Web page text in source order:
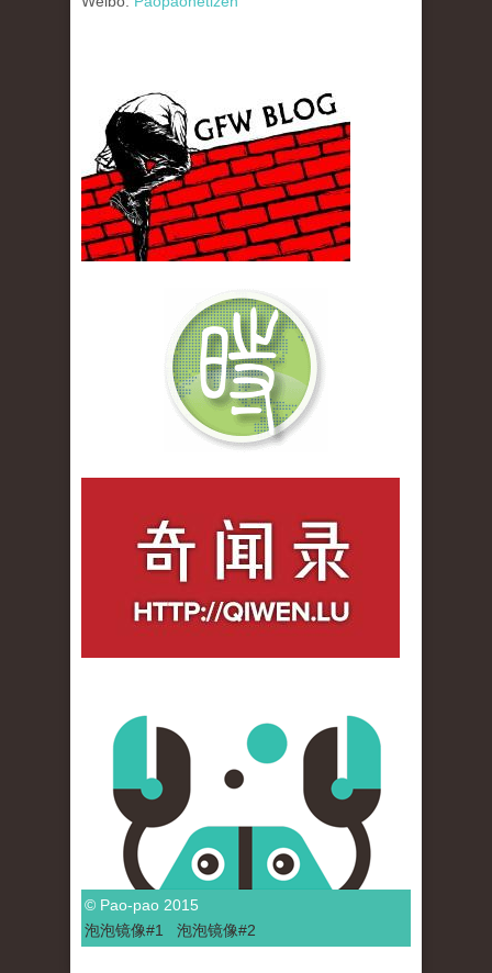
gfw_blog_small.jpg
© Pao-pao 2015
泡泡镜像#1 泡泡镜像#2